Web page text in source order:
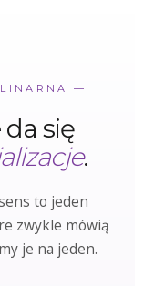
—
da się
.
to jeden
zwykle mówią
je na jeden.